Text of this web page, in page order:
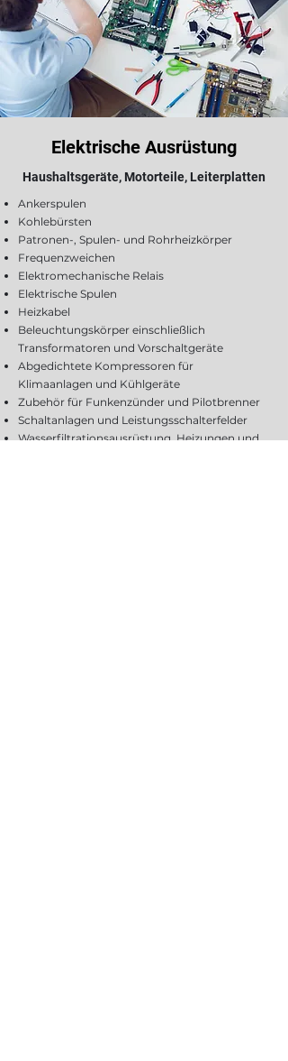
Elektrische Ausrüstung
Haushaltsgeräte, Motorteile, Leiterplatten
Ankerspulen
Kohlebürsten
Patronen-, Spulen- und Rohrheizkörper
Frequenzweichen
Elektromechanische Relais
Elektrische Spulen
Heizkabel
Beleuchtungskörper einschließlich
Transformatoren und Vorschaltgeräte
Abgedichtete Kompressoren für
Klimaanlagen und Kühlgeräte
Zubehör für Funkenzünder und Pilotbrenner
Schaltanlagen und Leistungsschalterfelder
Wasserfiltrationsausrüstung, Heizungen und